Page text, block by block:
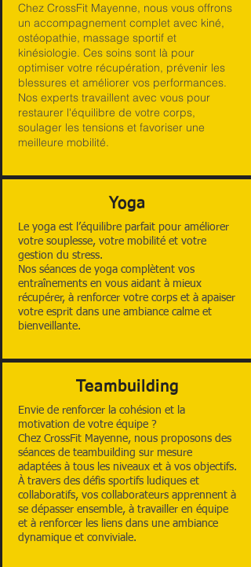
Chez CrossFit Mayenne, nous vous offrons
un accompagnement complet avec kiné,
ostéopathie, massage sportif et
kinésiologie. Ces soins sont là pour
optimiser votre récupération, prévenir les
blessures et améliorer vos performances.
Nos experts travaillent avec vous pour
restaurer l'équilibre de votre corps,
soulager les tensions et favoriser une
meilleure mobilité.
Yoga
Le yoga est l’équilibre parfait pour améliorer
votre souplesse, votre mobilité et votre
gestion du stress.
Nos séances de yoga complètent vos
entraînements en vous aidant à mieux
récupérer, à renforcer votre corps et à apaiser
votre esprit dans une ambiance calme et
bienveillante.
Teambuilding
Envie de renforcer la cohésion et la
motivation de votre équipe ?
Chez CrossFit Mayenne, nous proposons des
séances de teambuilding sur mesure
adaptées à tous les niveaux et à vos objectifs.
À travers des défis sportifs ludiques et
collaboratifs, vos collaborateurs apprennent à
se dépasser ensemble, à travailler en équipe
et à renforcer les liens dans une ambiance
dynamique et conviviale.